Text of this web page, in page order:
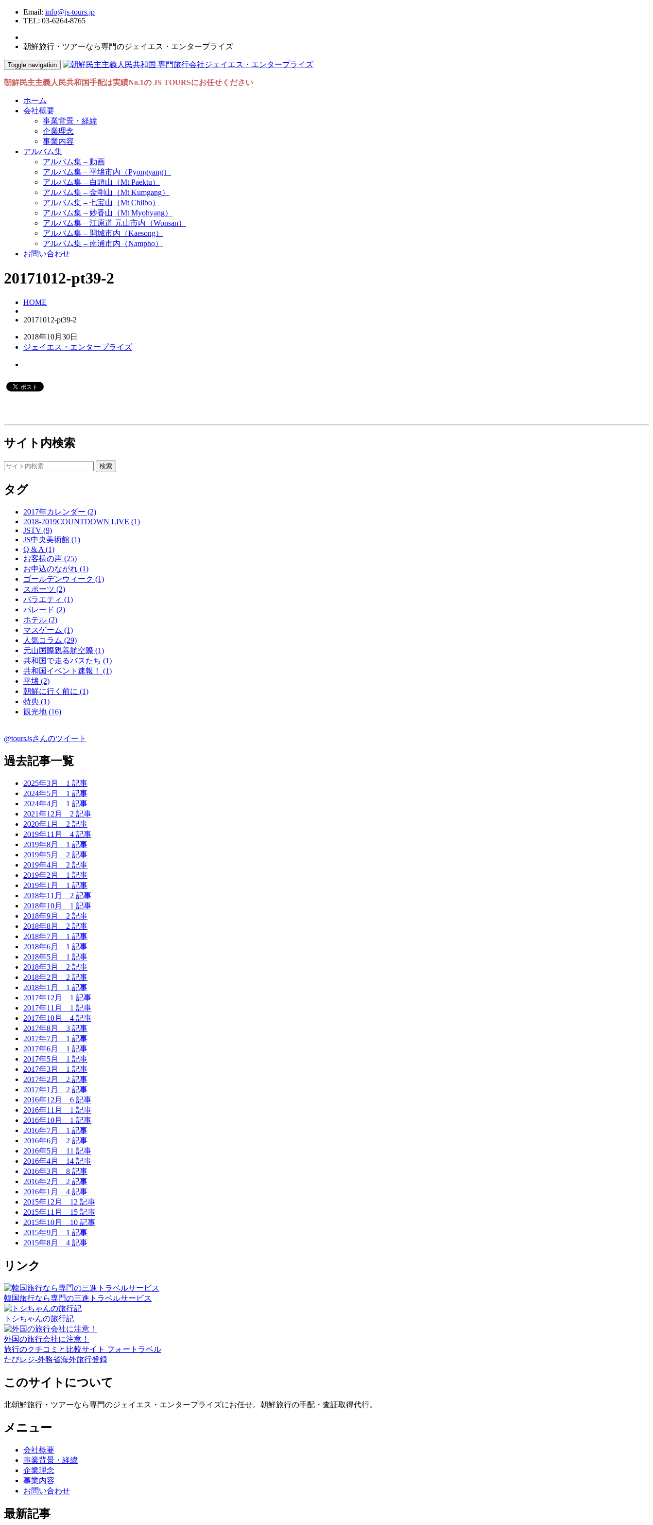
Email: info@js-tours.jp
TEL: 03-6264-8765
朝鮮旅行・ツアーなら専門のジェイエス・エンタープライズ
Toggle navigation
朝鮮民主主義人民共和国手配は実績No.1の JS TOURSにお任せください
ホーム
会社概要
事業背景・経緯
企業理念
事業内容
アルバム集
アルバム集 – 動画
アルバム集 – 平壌市内（Pyongyang）
アルバム集 – 白頭山（Mt Paektu）
アルバム集 – 金剛山（Mt Kumgang）
アルバム集 – 七宝山（Mt Chilbo）
アルバム集 – 妙香山（Mt Myohyang）
アルバム集 – 江原道 元山市内（Wonsan）
アルバム集 – 開城市内（Kaesong）
アルバム集 – 南浦市内（Nampho）
お問い合わせ
20171012-pt39-2
HOME
20171012-pt39-2
2018年10月30日
ジェイエス・エンタープライズ
サイト内検索
タグ
2017年カレンダー (2)
2018-2019COUNTDOWN LIVE (1)
JSTV (9)
JS中央美術館 (1)
Q & A (1)
お客様の声 (25)
お申込のながれ (1)
ゴールデンウィーク (1)
スポーツ (2)
バラエティ (1)
パレード (2)
ホテル (2)
マスゲーム (1)
人気コラム (29)
元山国際親善航空際 (1)
共和国で走るバスたち (1)
共和国イベント速報！ (1)
平壌 (2)
朝鮮に行く前に (1)
特典 (1)
観光地 (16)
@toursJsさんのツイート
過去記事一覧
2025年3月 1 記事
2024年5月 1 記事
2024年4月 1 記事
2021年12月 2 記事
2020年1月 2 記事
2019年11月 4 記事
2019年8月 1 記事
2019年5月 2 記事
2019年4月 2 記事
2019年2月 1 記事
2019年1月 1 記事
2018年11月 2 記事
2018年10月 1 記事
2018年9月 2 記事
2018年8月 2 記事
2018年7月 1 記事
2018年6月 1 記事
2018年5月 1 記事
2018年3月 2 記事
2018年2月 2 記事
2018年1月 1 記事
2017年12月 1 記事
2017年11月 1 記事
2017年10月 4 記事
2017年8月 3 記事
2017年7月 1 記事
2017年6月 1 記事
2017年5月 1 記事
2017年3月 1 記事
2017年2月 2 記事
2017年1月 2 記事
2016年12月 6 記事
2016年11月 1 記事
2016年10月 1 記事
2016年7月 1 記事
2016年6月 2 記事
2016年5月 11 記事
2016年4月 14 記事
2016年3月 8 記事
2016年2月 2 記事
2016年1月 4 記事
2015年12月 12 記事
2015年11月 15 記事
2015年10月 10 記事
2015年9月 1 記事
2015年8月 4 記事
リンク
韓国旅行なら専門の三進トラベルサービス
トシちゃんの旅行記
外国の旅行会社に注意！
旅行のクチコミと比較サイト フォートラベル
たびレジ-外務省海外旅行登録
このサイトについて
北朝鮮旅行・ツアーなら専門のジェイエス・エンタープライズにお任せ。朝鮮旅行の手配・査証取得代行。
メニュー
会社概要
事業背景・経緯
企業理念
事業内容
お問い合わせ
最新記事